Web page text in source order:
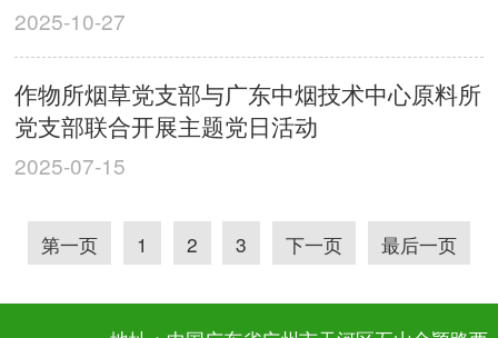
2025-10-27
作物所烟草党支部与广东中烟技术中心原料所
党支部联合开展主题党日活动
2025-07-15
第一页 1 2 3 下一页 最后一页